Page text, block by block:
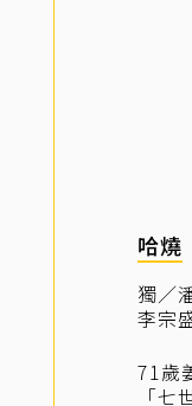
哈燒
獨／
李宗
71歲
「